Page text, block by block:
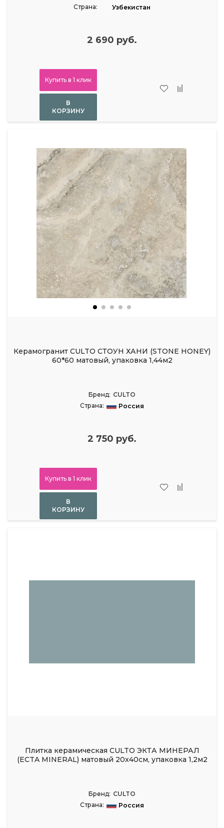
Страна:
Узбекистан
2 690 руб.
Купить в 1 клик
В
КОРЗИНУ
Керамогранит CULTO СТОУН ХАНИ (STONE HONEY)
60*60 матовый, упаковка 1,44м2
Бренд: CULTO
Страна:
Россия
2 750 руб.
Купить в 1 клик
В
КОРЗИНУ
Плитка керамическая CULTO ЭКТА МИНЕРАЛ
(ECTA MINERAL) матовый 20x40см, упаковка 1,2м2
Бренд: CULTO
Страна:
Россия